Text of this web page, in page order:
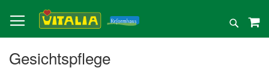
zum
Inhalt
Suche
Gesichtspflege